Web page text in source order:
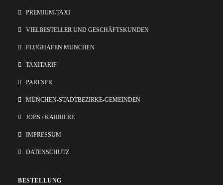
PREMIUM-TAXI
VIELBESTELLER UND GESCHÄFTSKUNDEN
FLUGHAFEN MÜNCHEN
TAXITARIF
PARTNER
MÜNCHEN-STADTBEZIRKE-GEMEINDEN
JOBS / KARRIERE
IMPRESSUM
DATENSCHUTZ
BESTELLUNG